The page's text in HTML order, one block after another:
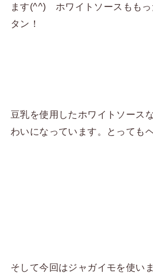
ます(^^) ホワイトソースももっ
タン！
豆乳を使用したホワイトソース
わいになっています。とっても
そして今回はジャガイモを使い